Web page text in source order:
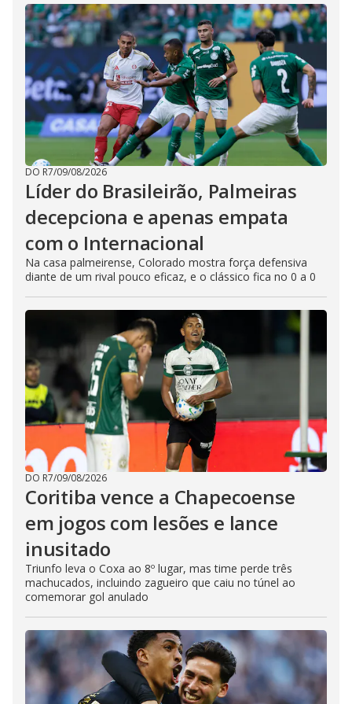
DO R7/09/08/2026
Líder do Brasileirão, Palmeiras
decepciona e apenas empata
com o Internacional
Na casa palmeirense, Colorado mostra força defensiva
diante de um rival pouco eficaz, e o clássico fica no 0 a 0
DO R7/09/08/2026
Coritiba vence a Chapecoense
em jogos com lesões e lance
inusitado
Triunfo leva o Coxa ao 8º lugar, mas time perde três
machucados, incluindo zagueiro que caiu no túnel ao
comemorar gol anulado